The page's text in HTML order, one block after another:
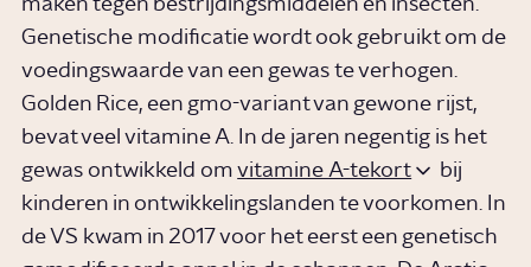
maken tegen bestrijdingsmiddelen en insecten.
Genetische modificatie wordt ook gebruikt om de
voedingswaarde van een gewas te verhogen.
Golden Rice, een gmo-variant van gewone rijst,
bevat veel vitamine A. In de jaren negentig is het
gewas ontwikkeld omvitamine A-tekort
bij
kinderen in ontwikkelingslanden te voorkomen. In
de VS kwam in 2017 voor het eerst een genetisch